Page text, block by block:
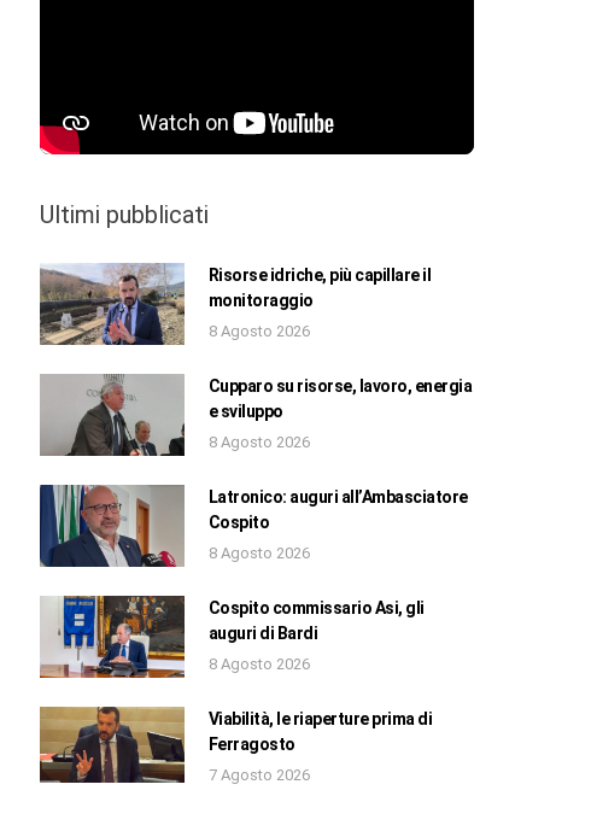
Ultimi pubblicati
Risorse idriche, più capillare il
monitoraggio
8 Agosto 2026
Cupparo su risorse, lavoro, energia
e sviluppo
8 Agosto 2026
Latronico: auguri all’Ambasciatore
Cospito
8 Agosto 2026
Cospito commissario Asi, gli
auguri di Bardi
8 Agosto 2026
Viabilità, le riaperture prima di
Ferragosto
7 Agosto 2026